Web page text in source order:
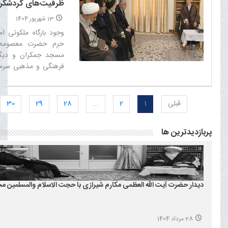
ظرفیت‌های
13 شهریور 1404
وجود بارگاه ملکوتی
حرم حضرت معصومه
مسجد جمکران و دیگر
فرهنگی و مذهبی
قبلی 1
2
...
28
29
30
پربازدیدترین ها
دیدار حضرت آیت الله العظمی مکارم شیرازی با حجت الاسلام والمسلمین
28 مرداد 1404